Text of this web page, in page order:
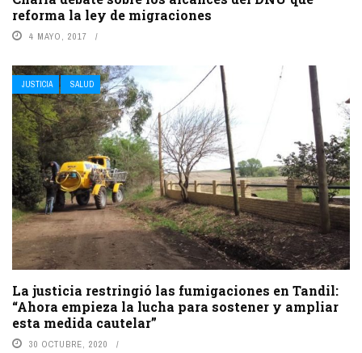
reforma la ley de migraciones
4 MAYO, 2017
JUSTICIA SALUD
La justicia restringió las fumigaciones en Tandil:
“Ahora empieza la lucha para sostener y ampliar
esta medida cautelar”
30 OCTUBRE, 2020